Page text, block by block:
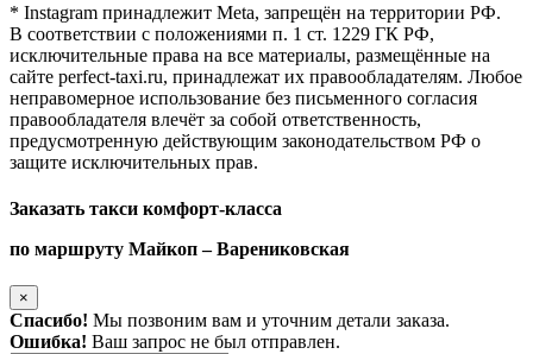
* Instagram принадлежит Meta, запрещён на территории РФ.
В соответствии с положениями п. 1 ст. 1229 ГК РФ,
исключительные права на все материалы, размещённые на
сайте perfect-taxi.ru, принадлежат их правообладателям. Любое
неправомерное использование без письменного согласия
правообладателя влечёт за собой ответственность,
предусмотренную действующим законодательством РФ о
защите исключительных прав.
Заказать такси комфорт-класса
по маршруту Майкоп – Варениковская
×
Спасибо! Мы позвоним вам и уточним детали заказа.
Ошибка! Ваш запрос не был отправлен.